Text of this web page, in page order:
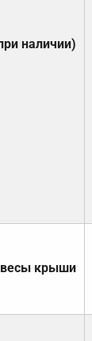
наличии)
крыши